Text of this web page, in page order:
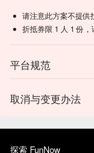
请注意此方案不提供
折抵券限 1 人 1 份，
平台规范
取消与变更办法
探索 FunNow